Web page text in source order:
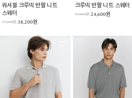
워셔블 크루넥 반팔 니트
스웨터
59,800원 38,200원
크루넥 반팔 니트 스웨터
59,800원 24,600원